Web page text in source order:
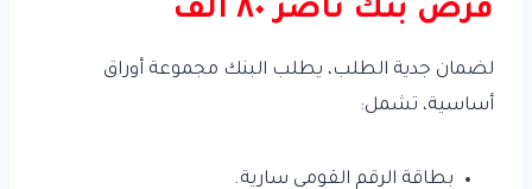
قرض بنك ناصر ٨٠ ألف
لضمان جدية الطلب، يطلب البنك مجموعة أوراق
أساسية، تشمل:
بطاقة الرقم القومي سارية.